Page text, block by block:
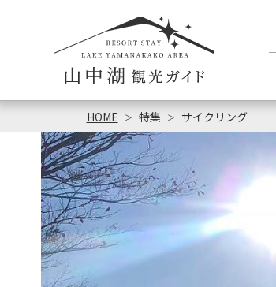
HOME 特集 サイクリング